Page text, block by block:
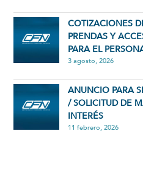
COTIZACIONES
PRENDAS Y
PARA EL
3 agosto, 2026
ANUNCIO PARA
/ SOLICITUD DE
INTERÉS
11 febrero, 2026